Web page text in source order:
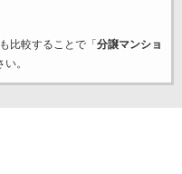
比較することで「 分譲マンショ
。